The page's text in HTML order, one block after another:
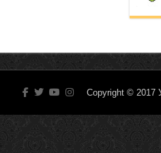
Copyright © 2017